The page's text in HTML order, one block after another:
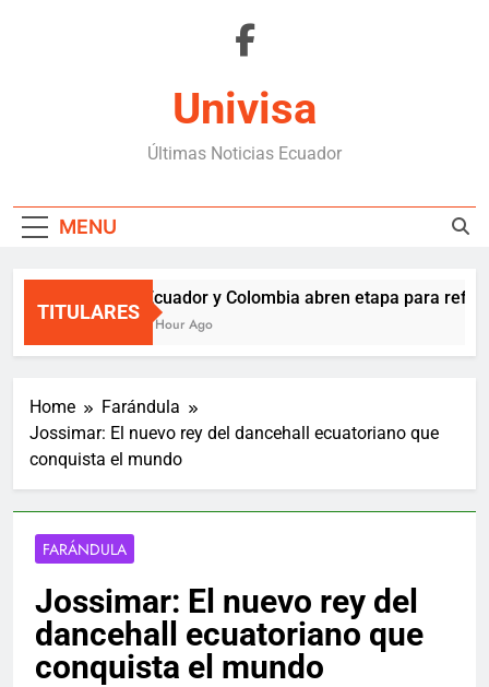
Univisa
Últimas Noticias Ecuador
MENU
TITULARES
Ecuador y Colombia abren etapa para
1 Hour Ago
Home
Farándula
Jossimar: El nuevo rey del dancehall ecuatoriano que
conquista el mundo
FARÁNDULA
Jossimar: El nuevo rey del
dancehall ecuatoriano que
conquista el mundo